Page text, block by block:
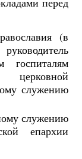
(в
госпиталям
служению
служению
епархии